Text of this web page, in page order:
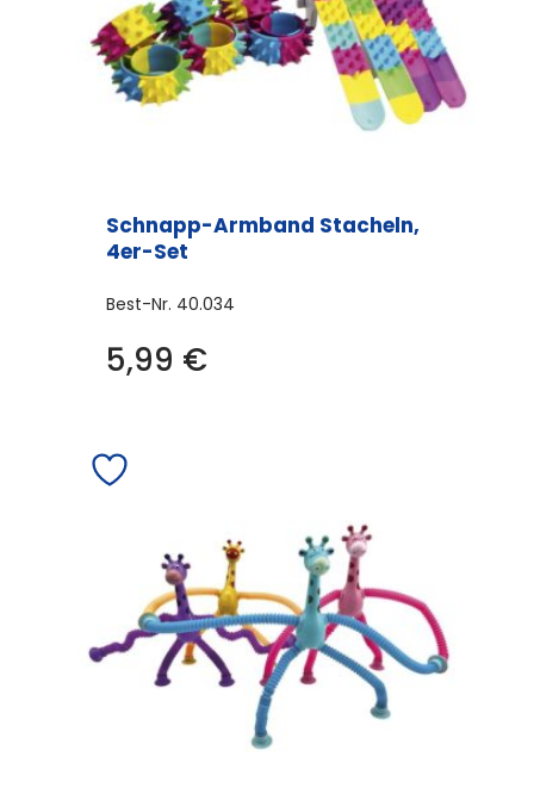
Schnapp-Armband Stacheln,
4er-Set
Best-Nr. 40.034
5,99 €